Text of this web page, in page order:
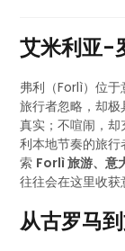
艾米利亚-
弗利（Forlì）位
旅行者忽略，却
真实；不喧闹，
利本地节奏的旅
索 Forlì 旅游、意
往往会在这里收获
从古罗马